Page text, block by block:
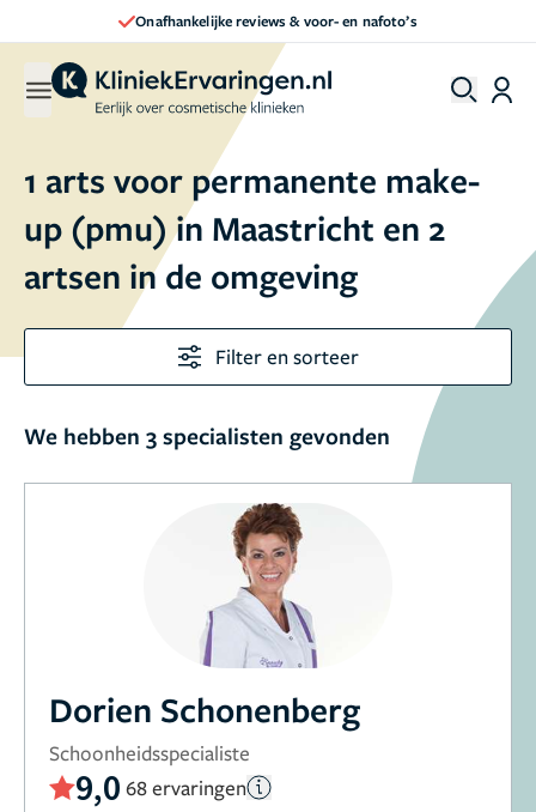
Onafhankelijke reviews & voor- en nafoto’s
1 arts voor permanente make-
up (pmu) in Maastricht en 2
artsen in de omgeving
Filter en sorteer
We hebben 3 specialisten gevonden
Dorien Schonenberg
Schoonheidsspecialiste
9,0 68 ervaringen